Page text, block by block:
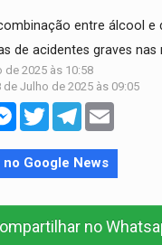
entre álcool e
de acidentes graves nas
de 2025 às 10:58
Julho de 2025 às 09:05
Messenger
TwitterTelegram
Google News
no